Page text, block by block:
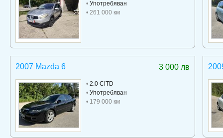
• Употребяван
• 261 000 км
3 000 лв
2007 Mazda 6
• 2.0 CiTD
• Употребяван
• 179 000 км